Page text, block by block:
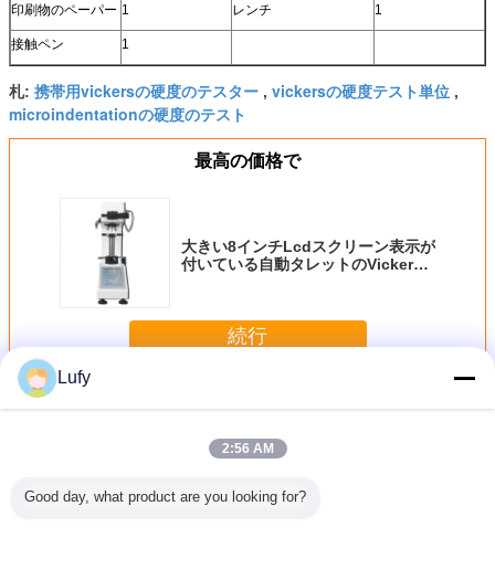
印刷物のペーパー 1 レンチ 1
接触ペン 1
札: 携帯用vickersの硬度のテスター , vickersの硬度テスト単位 ,
microindentationの硬度のテスト
最高の価格で
大きい8インチLcdスクリーン表示が
付いている自動タレットのVickers
続行
多くビッカース硬さ試験機
Lufy
2:56 AM
Good day, what product are you looking for?